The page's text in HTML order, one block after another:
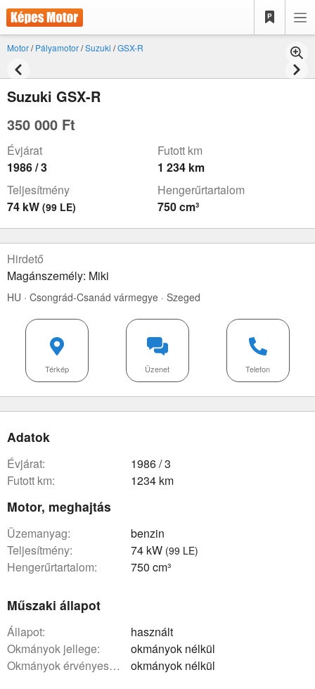
Motor/Pályamotor/Suzuki /GSX-R
Suzuki GSX-R
350 000 Ft
Évjárat
1986 / 3
Futott km
1 234 km
Teljesítmény
74 kW (99 LE)
Hengerűrtartalom
750 cm³
Hirdető
Magánszemély: Miki
HU · Csongrád-Csanád vármegye · Szeged
Telefon
Üzenet
Térkép
Adatok
évjárat:
1986 / 3
futott km:
1234 km
Motor, meghajtás
üzemanyag:
benzin
teljesítmény:
74 kW (99 LE)
hengerűrtartalom: 750 cm³
Műszaki állapot
állapot:
használt
okmányok jellege:
okmányok nélkül
okmányok érvényessége:
okmányok nélkül